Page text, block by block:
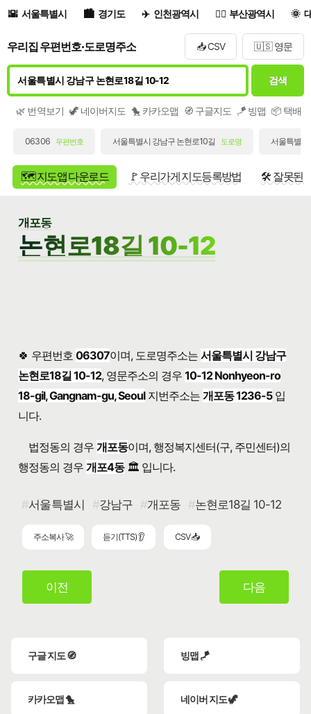
서울특별시 경기도 인천광역시 부산광역시
우리집 우편번호·도로명주소 📥 CSV 🇺🇸 영문
검색
🌿 번역보기 🦖 네이버지도 🐤 카카오맵 🧭 구글지도 🪁 빙맵 📦 택배/
06306 우편번호 서울특별시 강남구 논현로10길 도로명 서울특별
🗺️ 지도앱 다운로드 🚩 우리가게 지도등록방법 🛠️ 잘못된
개포동
논현로18길 10-12
🍀 우편번호 06307이며, 도로명주소는서울특별시 강남구
논현로18길 10-12, 영문주소의 경우10-12 Nonhyeon-ro
18-gil, Gangnam-gu, Seoul지번주소는개포동 1236-5입
니다.
법정동의 경우 개포동이며, 행정복지센터(구, 주민센터)의
행정동의 경우 개포4동🏛️ 입니다.
서울특별시 강남구 개포동 논현로18길 10-12
주소복사 🚀 듣기(TTS) 👂 CSV 📥
이전 다음
구글 지도 🧭 빙맵 🪁
카카오맵 🐤 네이버 지도 🦖